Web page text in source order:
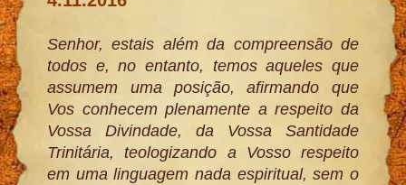
Senhor, estais além da compreensão de
todos e, no entanto, temos aqueles que
assumem uma posição, afirmando que
Vos conhecem plenamente a respeito da
Vossa Divindade, da Vossa Santidade
Trinitária, teologizando a Vosso respeito
em uma linguagem nada espiritual, sem o